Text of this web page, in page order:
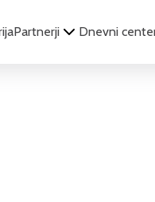
Partnerji Dnevni